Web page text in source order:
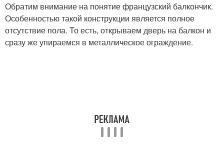
Обратим внимание на понятие французский балкончик.
Особенностью такой конструкции является полное
отсутствие пола. То есть, открываем дверь на балкон и
сразу же упираемся в металлическое ограждение.